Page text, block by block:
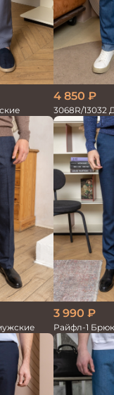
4 850 ₽
3068R/
3 990 ₽
Райфл-1